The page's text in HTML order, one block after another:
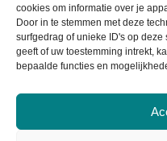
cookies om informatie over je
Door in te stemmen met deze
surfgedrag of unieke ID's op
geeft of uw toestemming intrekt,
bepaalde functies en
Garantie & klachten
Levertijd & verzendkosten